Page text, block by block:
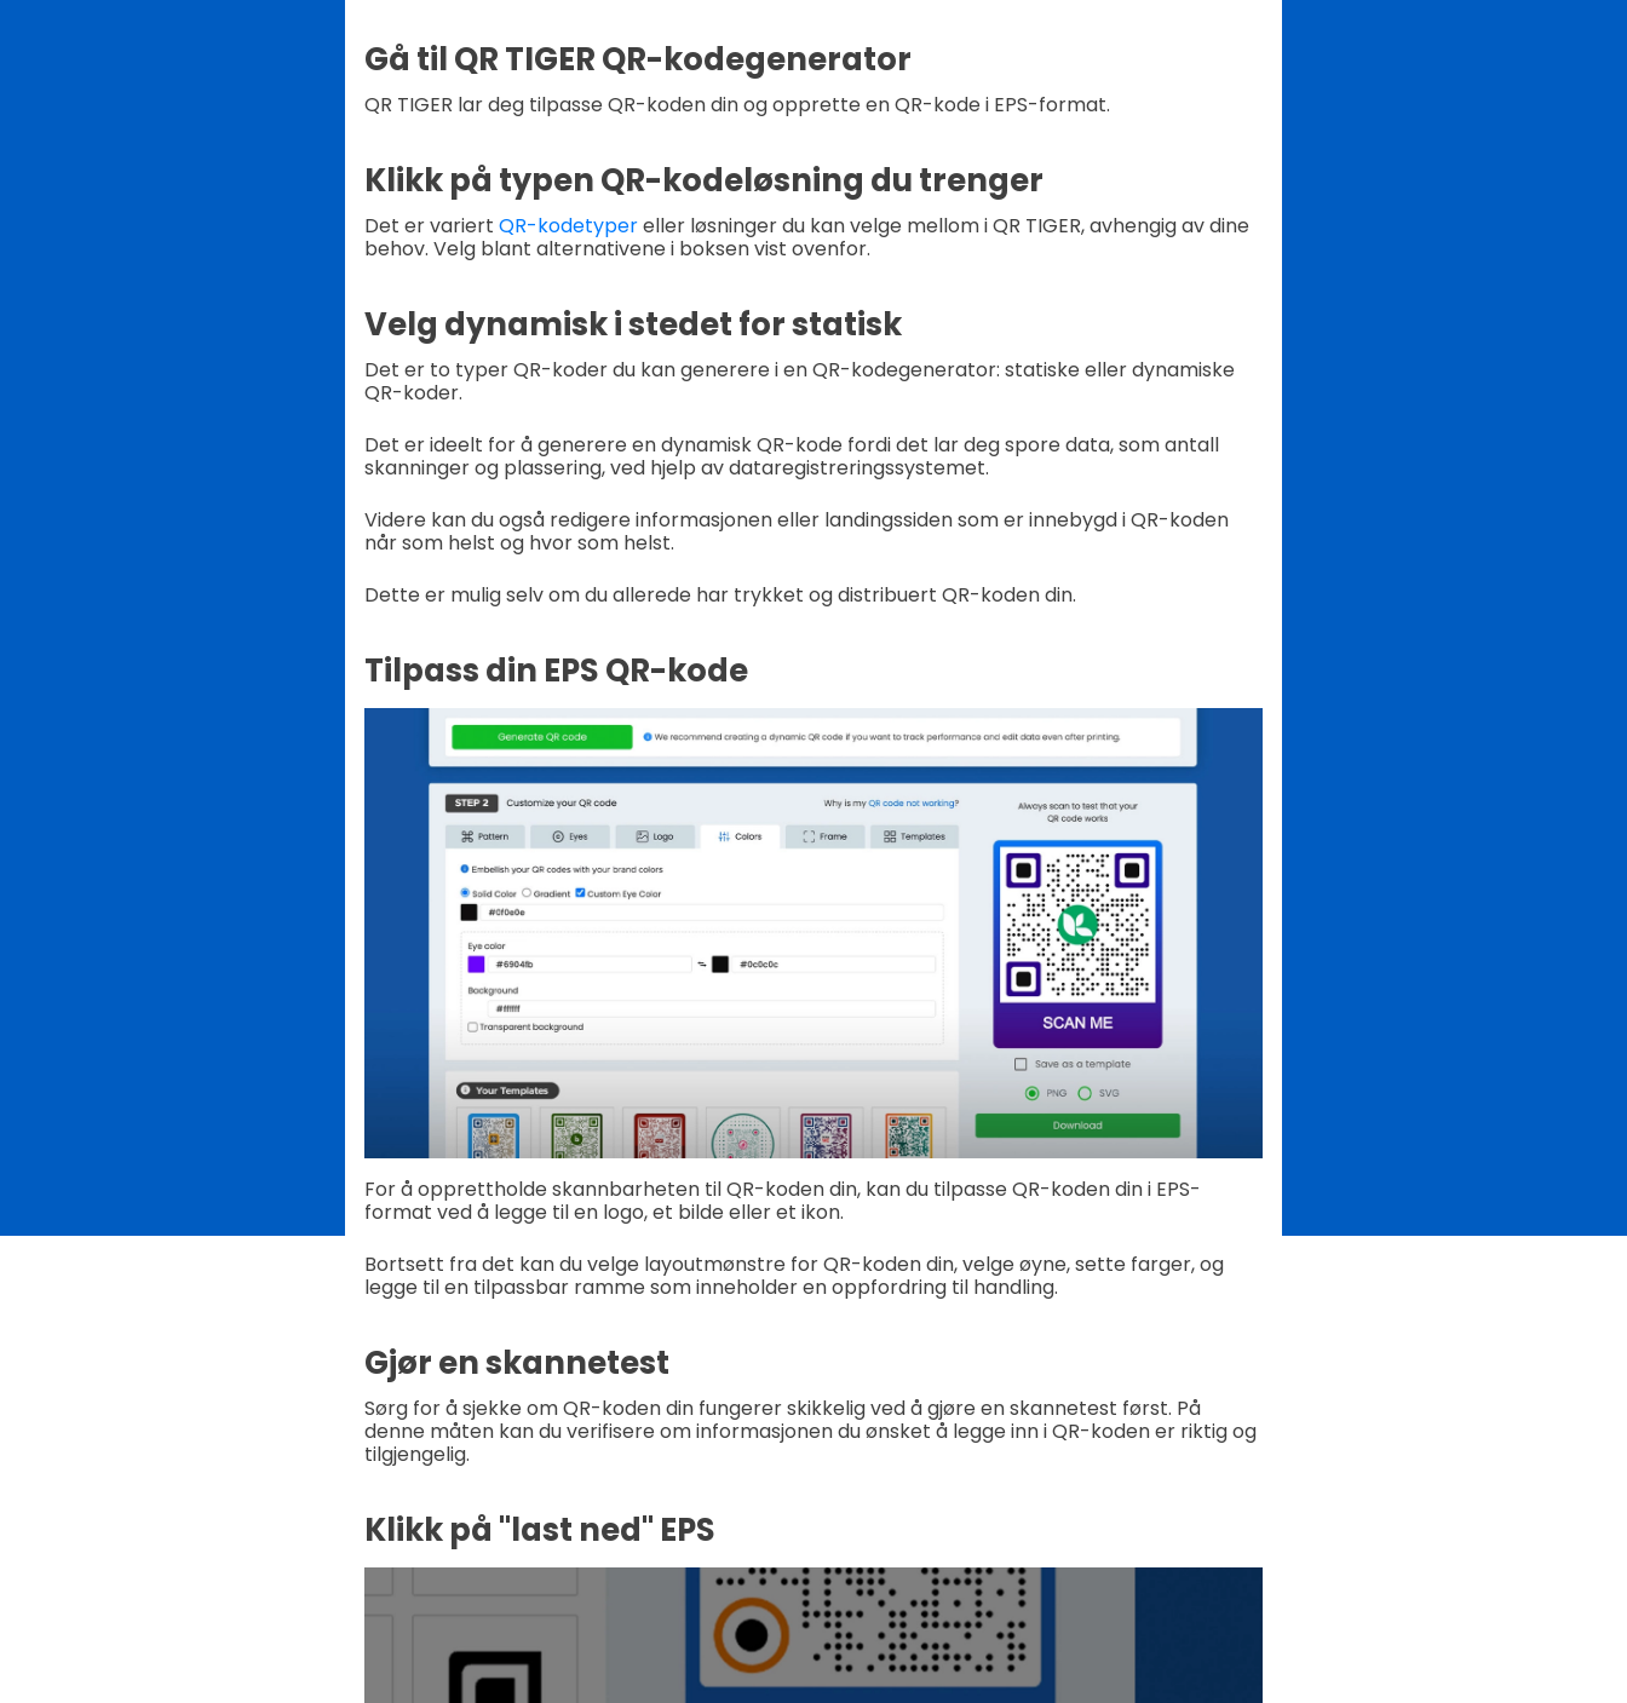
Gå til QR TIGER QR-kodegenerator
QR TIGER lar deg tilpasse QR-koden din og opprette en QR-kode i EPS-format.
Klikk på typen QR-kodeløsning du trenger
Det er variert QR-kodetypereller løsninger du kan velge mellom i QR TIGER, avhengig av dine
behov. Velg blant alternativene i boksen vist ovenfor.
Velg dynamisk i stedet for statisk
Det er to typer QR-koder du kan generere i en QR-kodegenerator: statiske eller dynamiske
QR-koder.
Det er ideelt for å generere en dynamisk QR-kode fordi det lar deg spore data, som antall
skanninger og plassering, ved hjelp av dataregistreringssystemet.
Videre kan du også redigere informasjonen eller landingssiden som er innebygd i QR-koden
når som helst og hvor som helst.
Dette er mulig selv om du allerede har trykket og distribuert QR-koden din.
Tilpass din EPS QR-kode
For å opprettholde skannbarheten til QR-koden din, kan du tilpasse QR-koden din i EPS-
format ved å legge til en logo, et bilde eller et ikon.
Bortsett fra det kan du velge layoutmønstre for QR-koden din, velge øyne, sette farger, og
legge til en tilpassbar ramme som inneholder en oppfordring til handling.
Gjør en skannetest
Sørg for å sjekke om QR-koden din fungerer skikkelig ved å gjøre en skannetest først. På
denne måten kan du verifisere om informasjonen du ønsket å legge inn i QR-koden er riktig og
tilgjengelig.
Klikk på "last ned" EPS